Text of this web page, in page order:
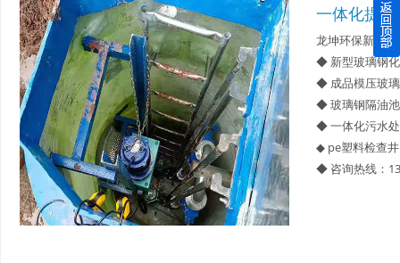
四川玻璃钢化粪池逐渐取代传统玻璃钢化粪池的这几点原因
关于重庆玻璃钢化粪池的这些基础知识你都记住了吗？
四川玻璃钢化粪池选购时应该如何进行挑选？
在安装绵阳玻璃钢化粪池时可能遇到这些难题
使用成都玻璃钢化粪池的七大好处你都记住了吗？
一体化提
龙坤环保新型
◆ 新型玻璃钢
◆ 成品模压玻
◆ 玻璃钢隔油池
◆ 一体化污水
◆ pe塑料检查井
◆ 咨询热线：